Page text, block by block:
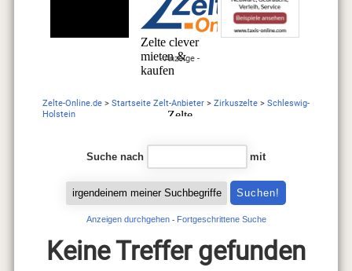
Zelte-Online.de> Startseite Zelt-Anbieter> Zirkuszelte> Schleswig-
Holstein
Suche nach mit
Anzeigen durchgehen- Fortgeschrittene Suche
Keine Treffer gefunden
- Anzeige -